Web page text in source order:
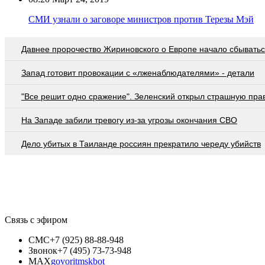
СМИ узнали о заговоре министров против Терезы Мэй
Давнее пророчество Жириновского о Европе начало
Запад готовит провокации с «лженаблюдателями» - детали
"Все решит одно сражение". Зеленский открыл страшную
На Западе забили тревогу из-за угрозы окончания СВО
Дело убитых в Таиланде россиян прекратило череду убийств
Связь с эфиром
СМС+7 (925) 88-88-948
Звонок+7 (495) 73-73-948
MAXgovoritmskbot